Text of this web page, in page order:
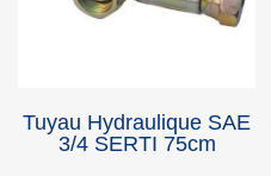
Tuyau Hydraulique SAE
3/4 SERTI 75cm